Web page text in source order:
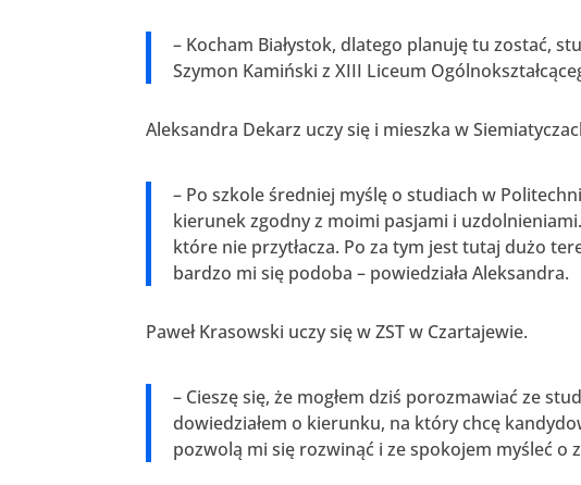
– Kocham Białystok, dlatego planuję tu zostać,
Szymon Kamiński z XIII Liceum
Aleksandra Dekarz uczy się i mieszka w
– Po szkole średniej myślę o studiach w
kierunek zgodny z moimi pasjami i
które nie przytłacza. Po za tym jest tutaj dużo
bardzo mi się podoba – powiedziała Aleksandra.
Paweł Krasowski uczy się w ZST w Czartajewie.
– Cieszę się, że mogłem dziś porozmawiać ze
dowiedziałem o kierunku, na który chcę
pozwolą mi się rozwinąć i ze spokojem myśleć o